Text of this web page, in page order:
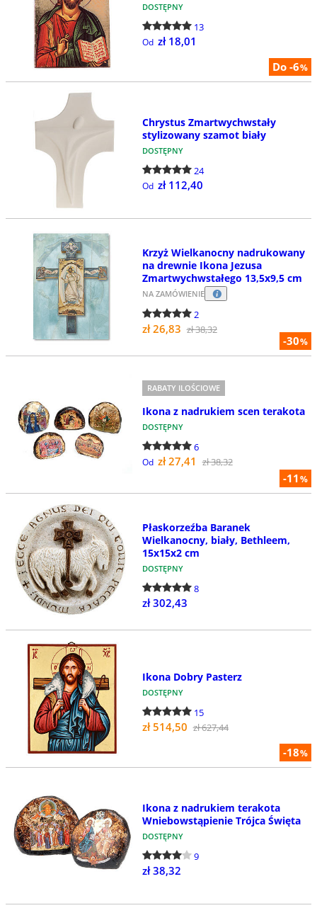
Do -6%
DOSTĘPNY
13
Od zł 18,01
Chrystus Zmartwychwstały
stylizowany szamot biały
DOSTĘPNY
24
Od zł 112,40
-30%
Krzyż Wielkanocny nadrukowany
na drewnie Ikona Jezusa
Zmartwychwstałego 13,5x9,5 cm
NA ZAMÓWIENIE
2
zł 26,83 zł 38,32
-11%
RABATY ILOŚCIOWE
Ikona z nadrukiem scen terakota
DOSTĘPNY
6
Od zł 27,41 zł 38,32
Płaskorzeźba Baranek
Wielkanocny, biały, Bethleem,
15x15x2 cm
DOSTĘPNY
8
zł 302,43
-18%
Ikona Dobry Pasterz
DOSTĘPNY
15
zł 514,50 zł 627,44
Ikona z nadrukiem terakota
Wniebowstąpienie Trójca Święta
DOSTĘPNY
9
zł 38,32